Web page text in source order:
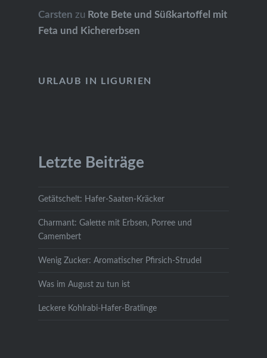
Carsten zu Rote Bete und Süßkartoffel mit
Feta und Kichererbsen
URLAUB IN LIGURIEN
Letzte Beiträge
Getätschelt: Hafer-Saaten-Kräcker
Charmant: Galette mit Erbsen, Porree und
Camembert
Wenig Zucker: Aromatischer Pfirsich-Strudel
Was im August zu tun ist
Leckere Kohlrabi-Hafer-Bratlinge